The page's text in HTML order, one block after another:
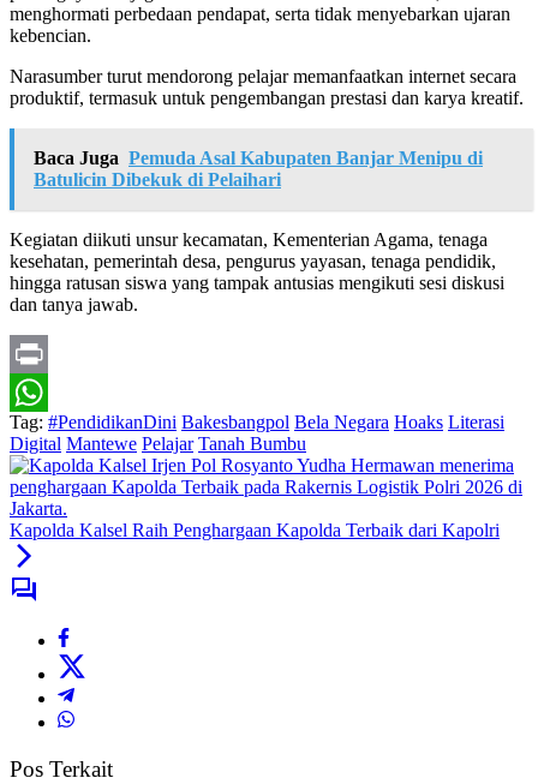
menghormati perbedaan pendapat, serta tidak menyebarkan ujaran
kebencian.
Narasumber turut mendorong pelajar memanfaatkan internet secara
produktif, termasuk untuk pengembangan prestasi dan karya kreatif.
Baca Juga Pemuda Asal Kabupaten Banjar Menipu di
Batulicin Dibekuk di Pelaihari
Kegiatan diikuti unsur kecamatan, Kementerian Agama, tenaga
kesehatan, pemerintah desa, pengurus yayasan, tenaga pendidik,
hingga ratusan siswa yang tampak antusias mengikuti sesi diskusi
dan tanya jawab.
Print
WhatsApp
Tag: #PendidikanDini Bakesbangpol Bela Negara Hoaks Literasi
Digital Mantewe Pelajar Tanah Bumbu
Kapolda Kalsel Raih Penghargaan Kapolda Terbaik dari Kapolri
Pos Terkait